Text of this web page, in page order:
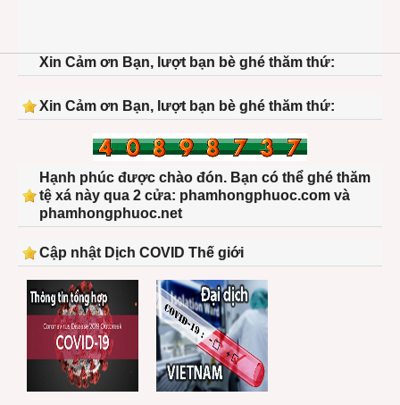
Xin Cảm ơn Bạn, lượt bạn bè ghé thăm thứ:
Xin Cảm ơn Bạn, lượt bạn bè ghé thăm thứ:
Hạnh phúc được chào đón. Bạn có thể ghé thăm
tệ xá này qua 2 cửa: phamhongphuoc.com và
phamhongphuoc.net
Cập nhật Dịch COVID Thế giới